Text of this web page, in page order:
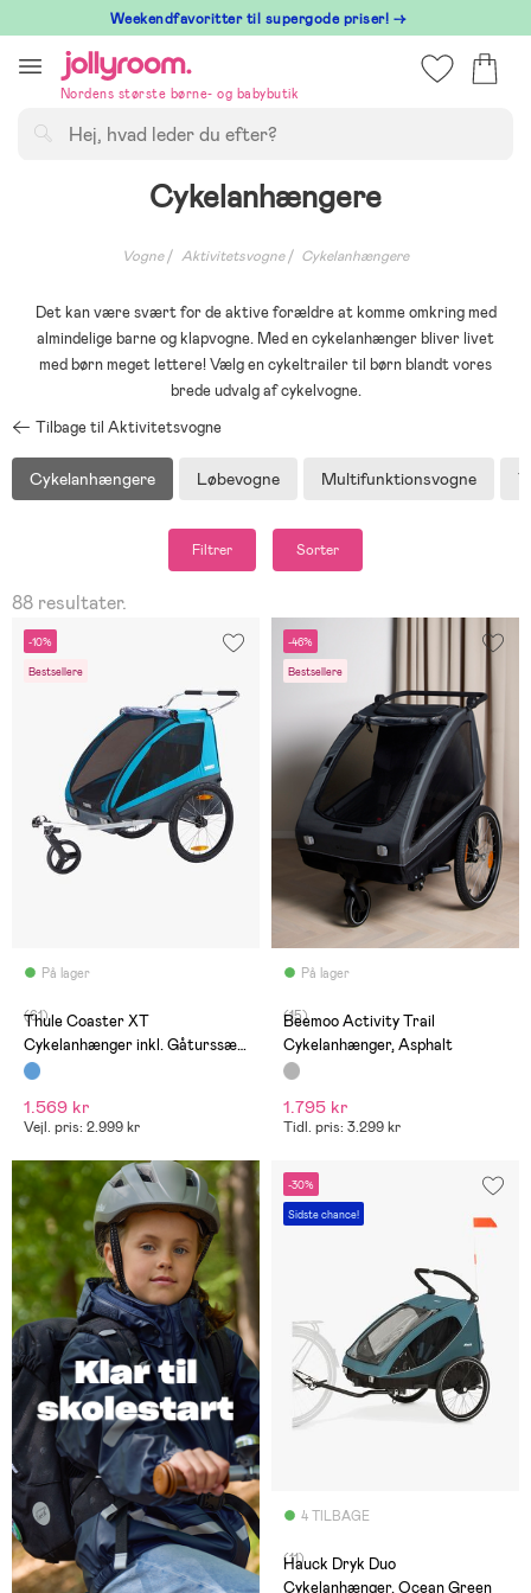
till
innehållet
⁠ Weekendfavoritter til supergode priser! →
Nordens største børne- og babybutik
Cykelanhængere
Vogne Aktivitetsvogne Cykelanhængere
Det kan være svært for de aktive forældre at komme omkring med
almindelige barne og klapvogne. Med en cykelanhænger bliver livet
med børn meget lettere! Vælg en cykeltrailer til børn blandt vores
brede udvalg af cykelvogne.
Tilbage til Aktivitetsvogne
Cykelanhængere Løbevogne Multifunktionsvogne
Filtrer Sorter
88 resultater.
-10%
Bestsellere
På lager
(61)
Thule Coaster XT
Cykelanhænger inkl. Gåturssæt,
Blue
1.569 kr
Vejl. pris: 2.999 kr
-46%
Bestsellere
På lager
(15)
Beemoo Activity Trail
Cykelanhænger, Asphalt
1.795 kr
Tidl. pris: 3.299 kr
-30%
Sidste chance!
4 TILBAGE
(11)
Hauck Dryk Duo
Cykelanhænger, Ocean Green